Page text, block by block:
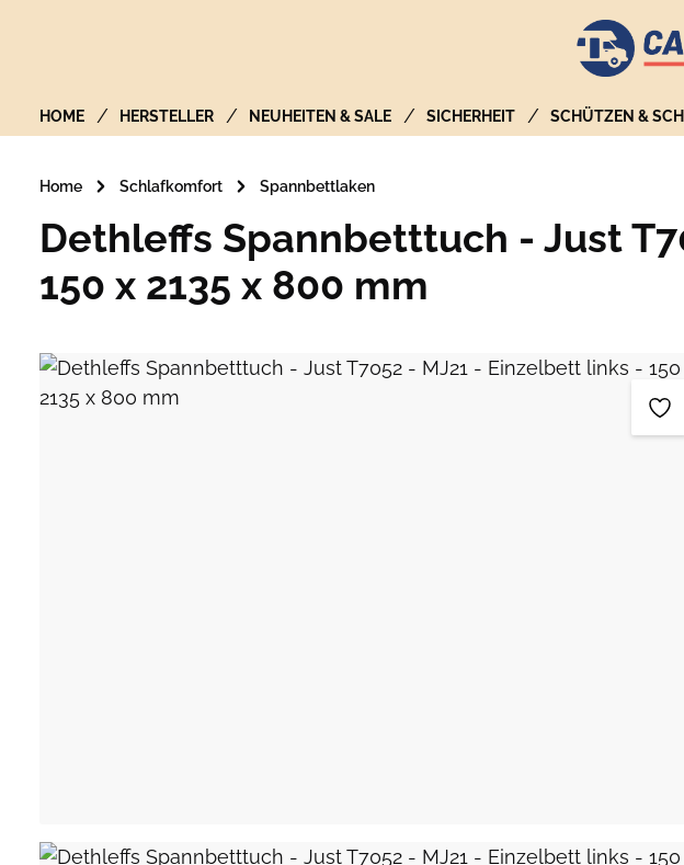
HOME HERSTELLER NEUHEITEN & SALE SICHERHEIT SCHÜTZEN &
Home Schlafkomfort Spannbettlaken
Dethleffs Spannbetttuch - Just
150 x 2135 x 800 mm
Bildergalerie überspringen